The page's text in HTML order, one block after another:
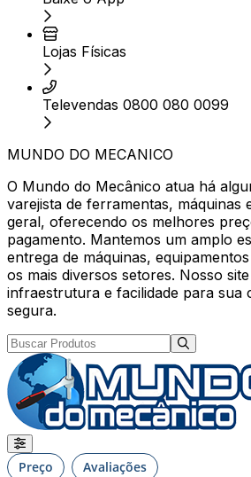
Lojas Físicas
Televendas 0800 080 0099
MUNDO DO MECANICO
O Mundo do Mecânico atua há
varejista de ferramentas, máquinas
geral, oferecendo os melhores
pagamento. Mantemos um amplo
entrega de máquinas,
os mais diversos setores. Nosso
infraestrutura e facilidade para sua
segura.
Preço Avaliações